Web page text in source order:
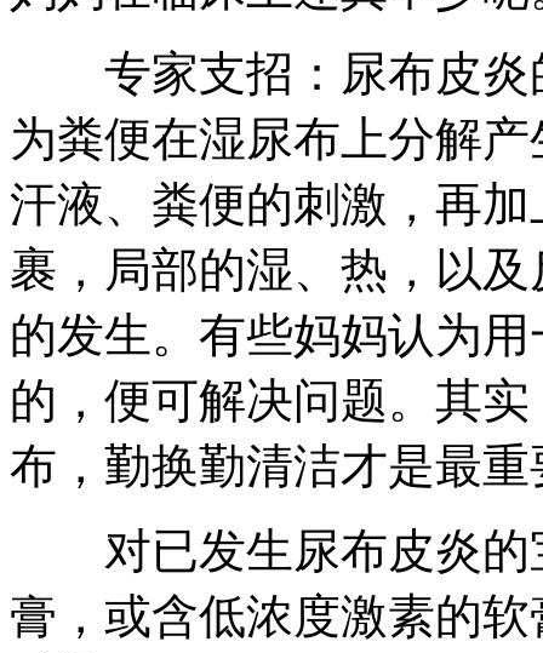
专家支招：尿布皮炎
为粪便在湿尿布上分解
汗液、粪便的刺激，再
裹，局部的湿、热，以
的发生。有些妈妈认为
的，便可解决问题。其
布，勤换勤清洁才是最重
对已发生尿布皮炎的
膏，或含低浓度激素的